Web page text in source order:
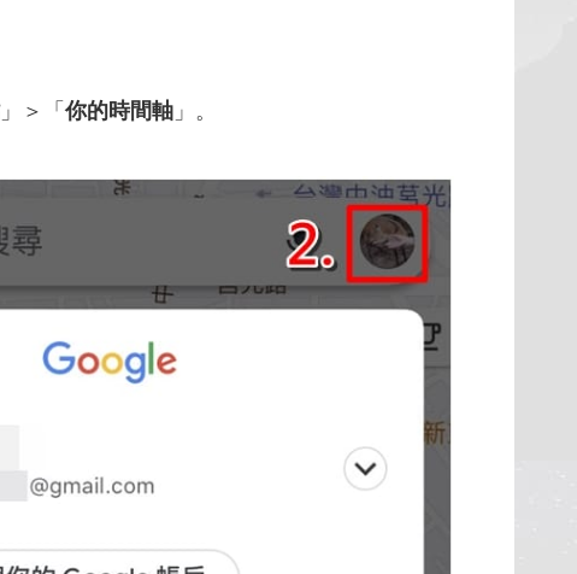
」＞「 你的時間軸 」。